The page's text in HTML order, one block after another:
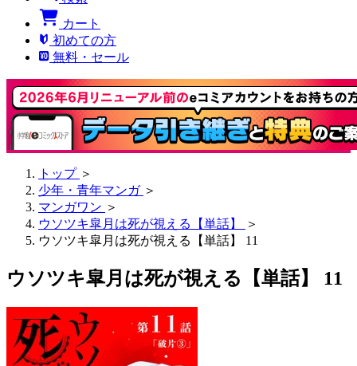
カート
初めての方
無料・セール
トップ ＞
少年・青年マンガ ＞
マンガワン ＞
ウソツキ皐月は死が視える【単話】
＞
ウソツキ皐月は死が視える【単話】 11
ウソツキ皐月は死が視える【単話】 11